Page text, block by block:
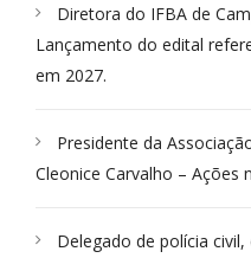
Diretora do IFBA de
Lançamento do edital
em 2027.
Presidente da
Cleonice Carvalho – Ações
Delegado de polícia